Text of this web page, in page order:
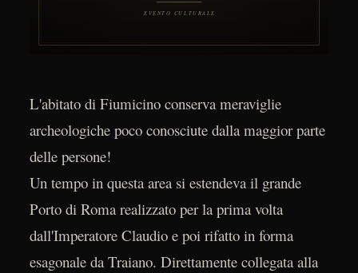
L'abitato di Fiumicino conserva meraviglie
archeologiche poco conosciute dalla maggior parte
delle persone!
Un tempo in questa area si estendeva il grande
Porto di Roma realizzato per la prima volta
dall'Imperatore Claudio e poi rifatto in forma
esagonale da Traiano. Direttamente collegata alla